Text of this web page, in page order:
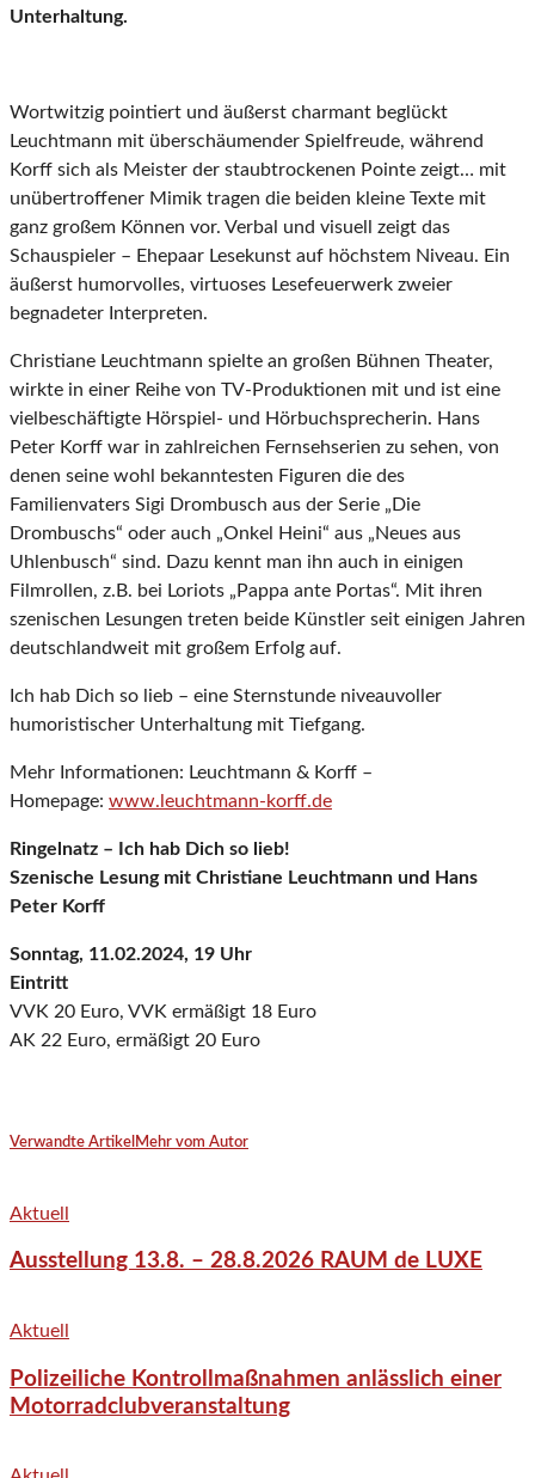
Unterhaltung.
Wortwitzig pointiert und äußerst charmant beglückt
Leuchtmann mit überschäumender Spielfreude, während
Korff sich als Meister der staubtrockenen Pointe zeigt… mit
unübertroffener Mimik tragen die beiden kleine Texte mit
ganz großem Können vor. Verbal und visuell zeigt das
Schauspieler – Ehepaar Lesekunst auf höchstem Niveau. Ein
äußerst humorvolles, virtuoses Lesefeuerwerk zweier
begnadeter Interpreten.
Christiane Leuchtmann spielte an großen Bühnen Theater,
wirkte in einer Reihe von TV-Produktionen mit und ist eine
vielbeschäftigte Hörspiel- und Hörbuchsprecherin. Hans
Peter Korff war in zahlreichen Fernsehserien zu sehen, von
denen seine wohl bekanntesten Figuren die des
Familienvaters Sigi Drombusch aus der Serie „Die
Drombuschs“ oder auch „Onkel Heini“ aus „Neues aus
Uhlenbusch“ sind. Dazu kennt man ihn auch in einigen
Filmrollen, z.B. bei Loriots „Pappa ante Portas“. Mit ihren
szenischen Lesungen treten beide Künstler seit einigen Jahren
deutschlandweit mit großem Erfolg auf.
Ich hab Dich so lieb – eine Sternstunde niveauvoller
humoristischer Unterhaltung mit Tiefgang.
Mehr Informationen: Leuchtmann & Korff –
Homepage: www.leuchtmann-korff.de
Ringelnatz – Ich hab Dich so lieb!
Szenische Lesung mit Christiane Leuchtmann und Hans
Peter Korff
Sonntag, 11.02.2024, 19 Uhr
Eintritt
VVK 20 Euro, VVK ermäßigt 18 Euro
AK 22 Euro, ermäßigt 20 Euro
Verwandte Artikel Mehr vom Autor
Aktuell
Ausstellung 13.8. – 28.8.2026 RAUM de LUXE
Aktuell
Polizeiliche Kontrollmaßnahmen anlässlich einer
Motorradclubveranstaltung